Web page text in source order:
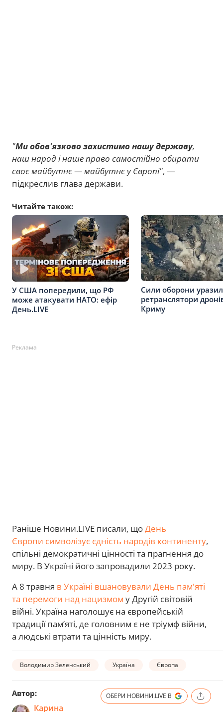
"Ми обов'язково захистимо нашу державу,
наш народ і наше право самостійно обирати
своє майбутнє — майбутнє у Європі", —
підкреслив глава держави.
Читайте також:
У США попередили, що РФ
може атакувати НАТО: ефір
День.LIVE
Сили оборони
ретранслятори
Криму
Реклама
Раніше Новини.LIVE писали, щоДень
Європи символізує єдність народів континенту,
спільні демократичні цінності та прагнення до
миру. В Україні його запровадили 2023 року.
А 8 травня в Україні вшановували День пам'яті
та перемоги над нацизмом у Другій світовій
війні. Україна наголошує на європейській
традиції пам’яті, де головним є не тріумф війни,
а людські втрати та цінність миру.
Володимир Зеленський Україна Європа
Автор:
Карина
ОБЕРИ НОВИНИ.LIVE В